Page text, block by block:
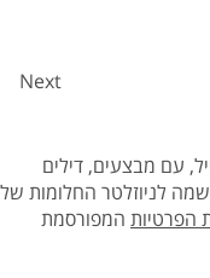
Next
עם מבצעים, דילים
לניוזלטר החלומות של
הפרטיות המפורסמת